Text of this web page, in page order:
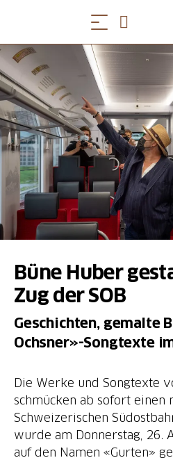
Büne Huber
Zug der SOB
Geschichten, gemalte
Ochsner»-Songtexte
Die Werke und Songtexte
schmücken ab sofort einen
Schweizerischen
wurde am Donnerstag, 26.
auf den Namen «Gurten»